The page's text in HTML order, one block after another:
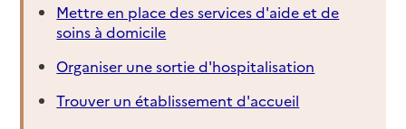
Mettre en place des services d'aide et de
soins à domicile
Organiser une sortie d'hospitalisation
Trouver un établissement d'accueil